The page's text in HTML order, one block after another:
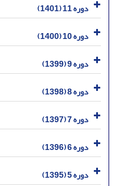
دوره 11 (1401)
دوره 10 (1400)
دوره 9 (1399)
دوره 8 (1398)
دوره 7 (1397)
دوره 6 (1396)
دوره 5 (1395)